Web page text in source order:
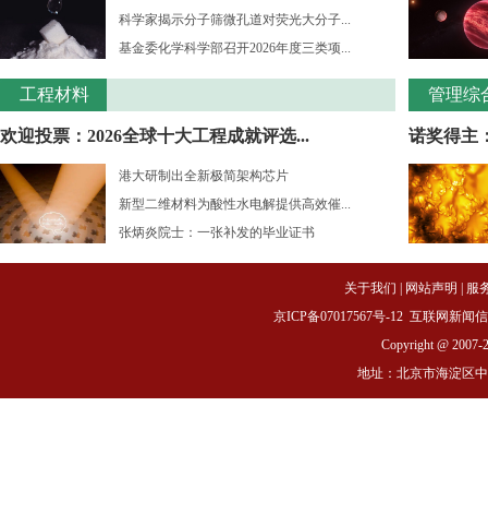
科学家揭示分子筛微孔道对荧光大分子...
基金委化学科学部召开2026年度三类项...
工程材料
欢迎投票：2026全球十大工程成就评选...
港大研制出全新极简架构芯片
新型二维材料为酸性水电解提供高效催...
张炳炎院士：一张补发的毕业证书
管理综
诺奖得主
关于我们 网站声明
服
京ICP备07017567号-12 互联网新闻
Copyright @ 2007-
地址：北京市海淀区